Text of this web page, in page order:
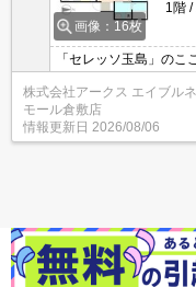
画像：16枚
1階
「セレッソ玉島」のこ
島西中学校があるのも
富なので、衣類や履き
にある物件です。三口
株式会社アークス エイブル
モール倉敷店
情報更新日 2026/08/06